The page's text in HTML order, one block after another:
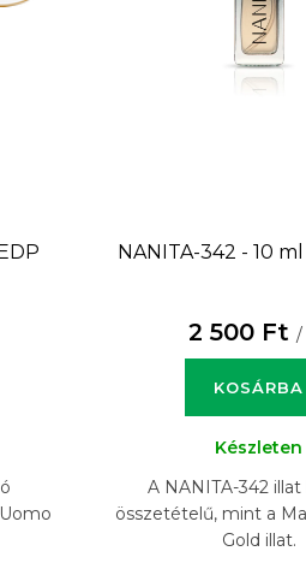
NANITA-342 - 10 ml
2 500 Ft/
KOSÁRBA
Készleten
A NANITA-342 illat
összetételű, mint a
Gold illat.